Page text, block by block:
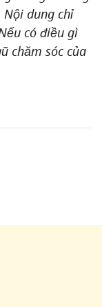
dung chỉ
có điều gì
chăm sóc của